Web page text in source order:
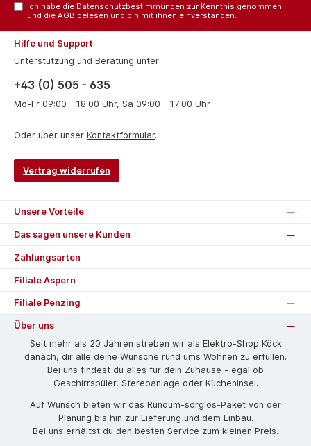
Ich habe die Datenschutzbestimmungen zur Kenntnis genommen
und dieAGB gelesen und bin mit ihnen einverstanden.
Hilfe und Support
Unterstützung und Beratung unter:
+43 (0) 505 - 635
Mo-Fr 09:00 - 18:00 Uhr, Sa 09:00 - 17:00 Uhr
Oder über unser Kontaktformular.
Vertrag widerrufen
Unsere Vorteile
Das sagen unsere Kunden
Zahlungsarten
Filiale Aspern
Filiale Penzing
Über uns
Seit mehr als 20 Jahren streben wir als Elektro-Shop Köck
danach, dir alle deine Wünsche rund ums Wohnen zu erfüllen.
Bei uns findest du alles für dein Zuhause - egal ob
Geschirrspüler, Stereoanlage oder Kücheninsel.
Auf Wunsch bieten wir das Rund­um-sorg­los-Pa­ket von der
Planung bis hin zur Lieferung und dem Einbau.
Bei uns erhältst du den besten Service zum kleinen Preis.